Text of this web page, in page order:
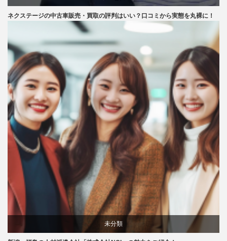
口コミ
評判
ネクステージの中古車販売・買取の評判はいい？口コミから実態を丸裸に！
未分類